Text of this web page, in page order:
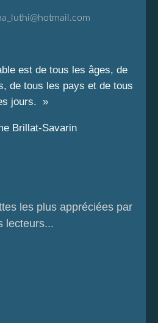
est de tous les âges, de
de tous les pays et de tous
jours. »
Brillat-Savarin
les plus appréciées par
lecteurs...